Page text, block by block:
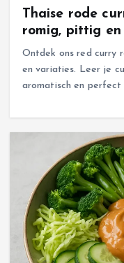
Thaise rode
romig, pittig
Ontdek ons red curry
en variaties. Leer je
aromatisch en perfect